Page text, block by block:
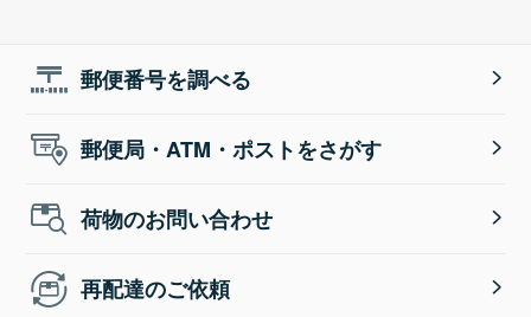
郵便番号を調べる
郵便局・ATM・ポストをさがす
荷物のお問い合わせ
再配達のご依頼